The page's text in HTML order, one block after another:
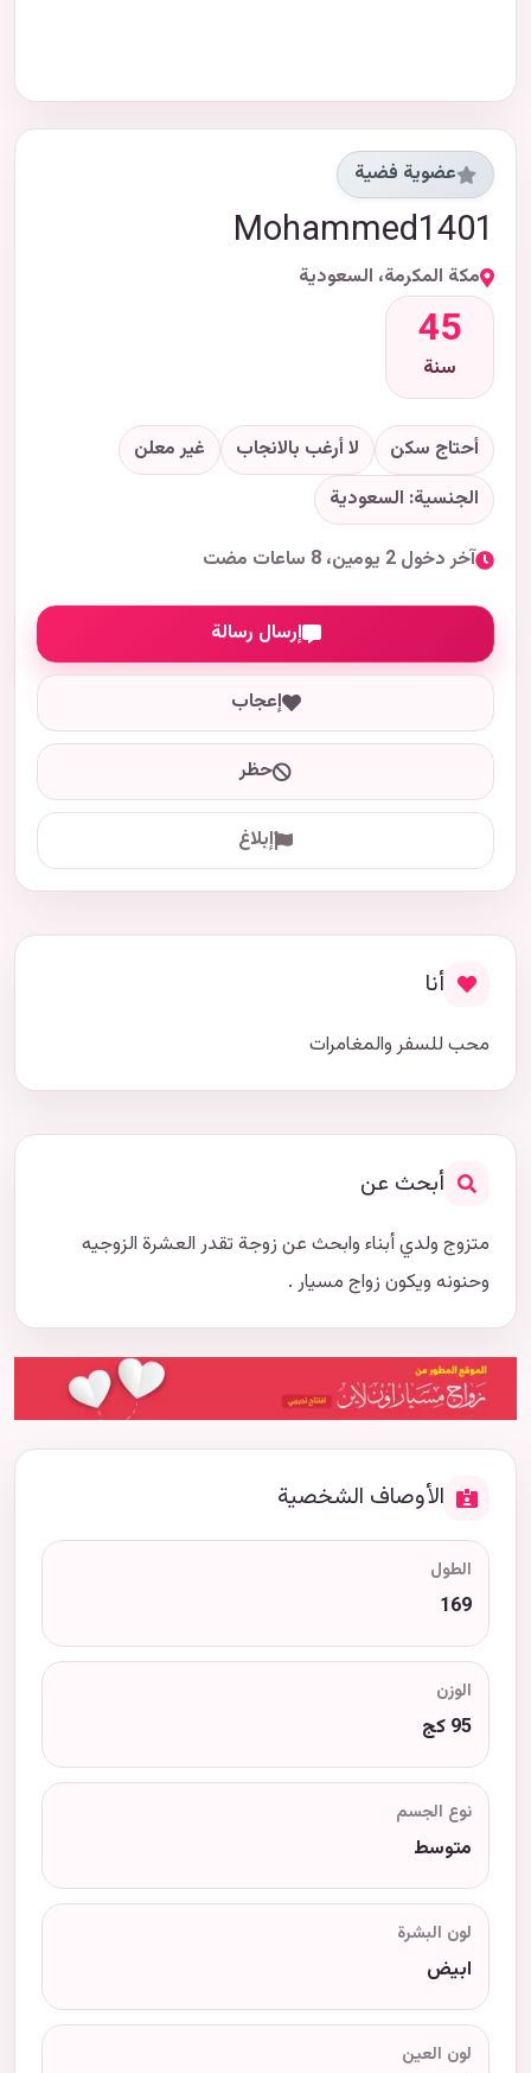
عضوية فضية
Mohammed1401
مكة المكرمة، السعودية
45
سنة
أحتاج سكن لا أرغب بالانجاب
غير معلن
الجنسية: السعودية
آخر دخول 2 يومين، 8 ساعات مضت
إرسال رسالة
إعجاب
حظر
إبلاغ
أنا
محب للسفر والمغامرات
أبحث عن
متزوج ولدي أبناء وابحث عن زوجة تقدر العشرة الزوجيه
وحنونه ويكون زواج مسيار .
الأوصاف الشخصية
الطول
169
الوزن
95 كج
نوع الجسم
متوسط
لون البشرة
ابيض
لون العين